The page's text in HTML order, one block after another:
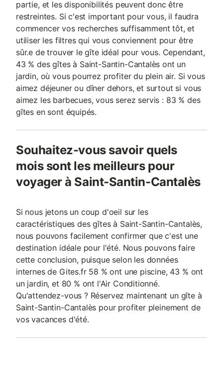
partie, et les disponibilités peuvent donc être
restreintes. Si c'est important pour vous, il faudra
commencer vos recherches suffisamment tôt, et
utiliser les filtres qui vous conviennent pour être
sûr.e de trouver le gîte idéal pour vous. Cependant,
43 % des gîtes à Saint-Santin-Cantalès ont un
jardin, où vous pourrez profiter du plein air. Si vous
aimez déjeuner ou dîner dehors, et surtout si vous
aimez les barbecues, vous serez servis : 83 % des
gîtes en sont équipés.
Souhaitez-vous savoir quels
mois sont les meilleurs pour
voyager à Saint-Santin-Cantalès
Si nous jetons un coup d'oeil sur les
caractéristiques des gîtes à Saint-Santin-Cantalès,
nous pouvons facilement confirmer que c'est une
destination idéale pour l'été. Nous pouvons faire
cette conclusion, puisque selon les données
internes de Gites.fr 58 % ont une piscine, 43 % ont
un jardin, et 80 % ont l'Air Conditionné.
Qu'attendez-vous ? Réservez maintenant un gîte à
Saint-Santin-Cantalès pour profiter pleinement de
vos vacances d'été.